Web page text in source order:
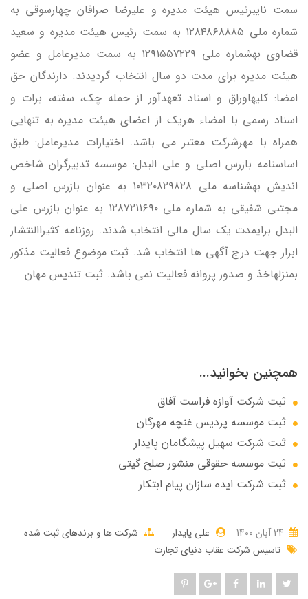
سمت نايبرئيس هيئت مديره و عليرضا صرافان چهارسوقي به
شماره ملي ۱۲۸۴۸۶۸۸۸۵ به سمت رئيس هيئت مديره و سعيد
قضاوي بهشماره ملي ۱۲۹۱۵۵۷۲۲۹ به سمت مديرعامل و عضو
هيئت مديره براي مدت دو سال انتخاب گرديدند. دارندگان حق
امضا: كليهاوراق و اسناد تعهدآور از جمله چک، سفته، برات و
اسناد رسمي با امضاء هريک از اعضاي هيئت مديره به تنهايي
همراه با مهرشركت معتبر مي باشد. اختيارات مديرعامل: طبق
اساسنامه بازرس اصلي و علي البدل: موسسه تدبيرگران شاخص
انديش بهشناسه ملي ۱۰۳۲۰۸۲۹۸۲۸ به عنوان بازرس اصلي و
مجتبي شفيقي به شماره ملي ۱۲۸۷۲۱۱۶۹۰ به عنوان بازرس علي
البدل برايمدت يک سال مالي انتخاب شدند. روزنامه كثيراالنتشار
ابرار جهت درج آگهي ها انتخاب شد. ثبت موضوع فعاليت مذكور
بمنزلهاخذ و صدور پروانه فعاليت نمي باشد. ثبت تندیس مهان
همچنین بخوانید...
ثبت شرکت آوازه فراست آفاق
ثبت موسسه پردیس غنچه مهرگان
ثبت شرکت سهيل پيشگامان پايدار
ثبت موسسه حقوقی منشور صلح گیتی
ثبت شرکت ایده سازان پیام ابتکار
علی پایدار
شرکت ها و برندهای ثبت شده
تاسیس شرکت عقاب دنیای تجارت